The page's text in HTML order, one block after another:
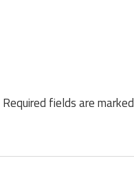
Required fields are marked